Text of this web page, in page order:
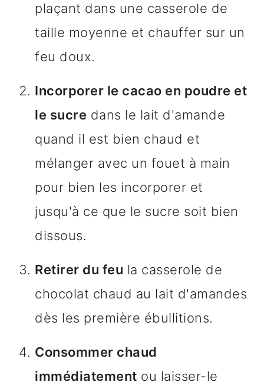
plaçant dans une casserole de
taille moyenne et chauffer sur un
feu doux.
Incorporer le cacao en poudre et
le sucre dans le lait d'amande
quand il est bien chaud et
mélanger avec un fouet à main
pour bien les incorporer et
jusqu'à ce que le sucre soit bien
dissous.
Retirer du feu la casserole de
chocolat chaud au lait d'amandes
dès les première ébullitions.
Consommer chaud
immédiatement ou laisser-le